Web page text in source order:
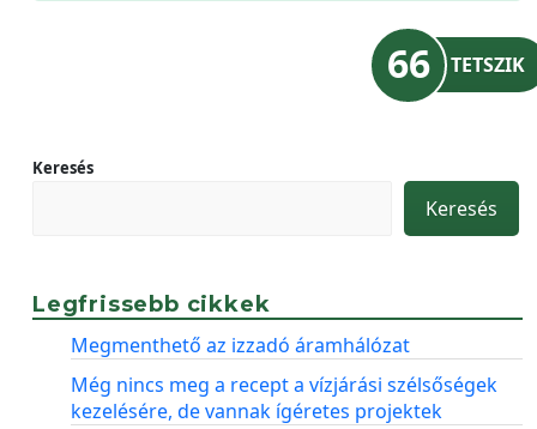
66 TETSZIK
Keresés
Keresés
Legfrissebb cikkek
Megmenthető az izzadó áramhálózat
Még nincs meg a recept a vízjárási szélsőségek
kezelésére, de vannak ígéretes projektek